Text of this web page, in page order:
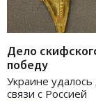
Дело
победу
Украине
связи с Россией